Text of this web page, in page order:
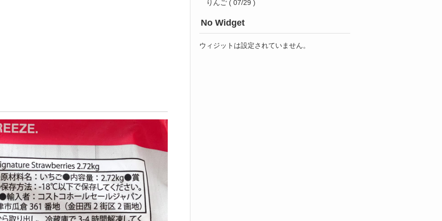
りんご ( 07/29 )
No Widget
ウィジットは設定されていません。